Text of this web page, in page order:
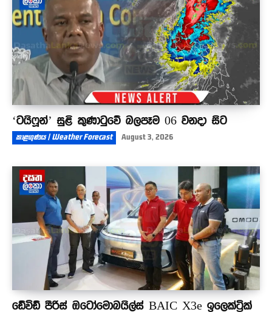
‘ටයිෆූන්’ සුළි කුණාටුවේ බලපෑම 06 වනදා සිට
කාළගුණය | Weather Forecast August 3, 2026
ඩේවිඩ් පීරිස් ඔටෝමොබයිල්ස් BAIC X3e ඉලෙක්ට්‍රික්